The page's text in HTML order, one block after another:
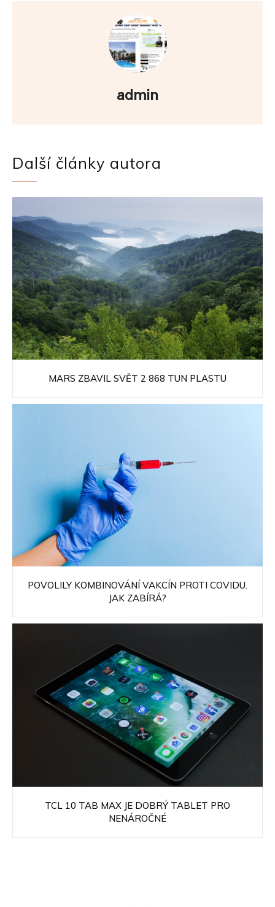
admin
Další články autora
MARS ZBAVIL SVĚT 2 868 TUN PLASTU
POVOLILY KOMBINOVÁNÍ VAKCÍN PROTI COVIDU.
JAK ZABÍRÁ?
TCL 10 TAB MAX JE DOBRÝ TABLET PRO
NENÁROČNÉ